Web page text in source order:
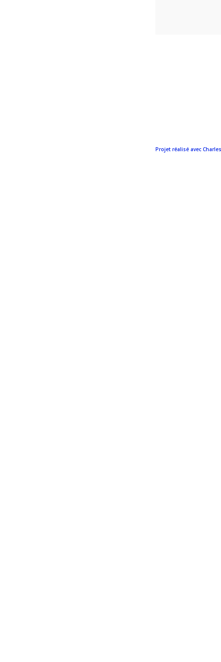
Projet réalisé avec